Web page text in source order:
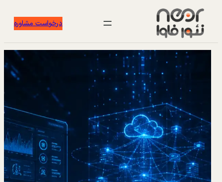
درخواست مشاوره